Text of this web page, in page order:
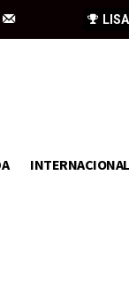
INTERNACIONAL